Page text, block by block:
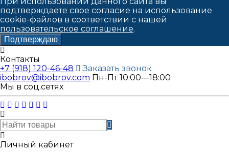
подтверждаете свое согласие на использование
cookie-файлов в соответствии с нашей
пользовательское соглашение.
Подтверждаю
Контакты
+7 (918) 120-46-48
Заказать звонок
ibobrov@ibobrov.com Пн-Пт 10:00—18:00
Мы в соц.сетях
Личный кабинет